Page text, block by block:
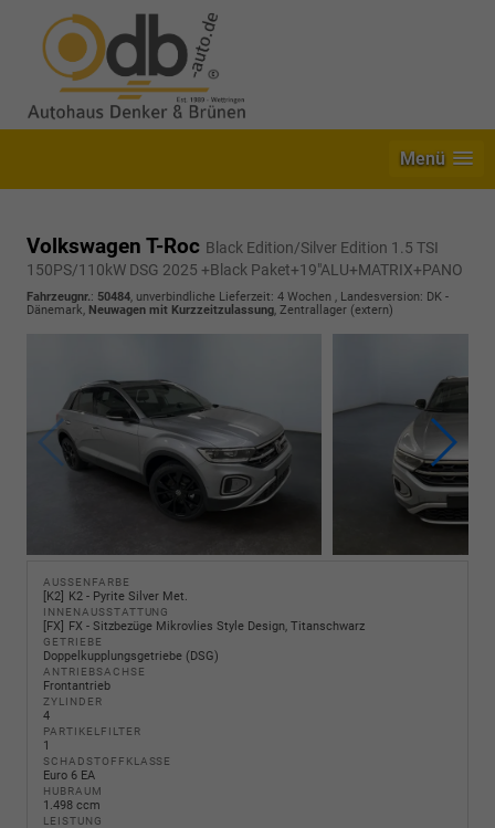
Menü
Volkswagen T-Roc Black Edition/Silver Edition 1.5 TSI
150PS/110kW DSG 2025 +Black Paket+19"ALU+MATRIX+PANO
Fahrzeugnr.: 50484, unverbindliche Lieferzeit: 4 Wochen , Landesversion: DK -
Dänemark, Neuwagen mit Kurzzeitzulassung, Zentrallager (extern)
AUSSENFARBE
K2 K2 - Pyrite Silver Met.
INNENAUSSTATTUNG
FX FX - Sitzbezüge Mikrovlies Style Design, Titanschwarz
GETRIEBE
Doppelkupplungsgetriebe (DSG)
ANTRIEBSACHSE
Frontantrieb
ZYLINDER
4
PARTIKELFILTER
1
SCHADSTOFFKLASSE
Euro 6 EA
HUBRAUM
1.498 ccm
LEISTUNG